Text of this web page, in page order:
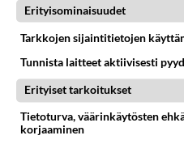
sekaisin tuntei...
Erityisominaisuudet
Tarkkojen sijaintitietojen
Tunnista laitteet aktiivisesti
Erityiset tarkoitukset
Tietoturva, väärinkäytösten
korjaaminen